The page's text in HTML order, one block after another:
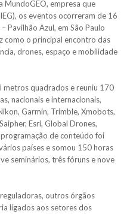
MundoGEO, empresa que
os eventos ocorreram de 16
Pavilhão Azul, em São Paulo
como o principal encontro das
drones, espaço e mobilidade
metros quadrados e reuniu 170
nacionais e internacionais,
Garmin, Trimble, Xmobots,
Esri, Global Drones,
de conteúdo foi
países e somou 150 horas
seminários, três fóruns e nove
outros órgãos
ligados aos setores dos